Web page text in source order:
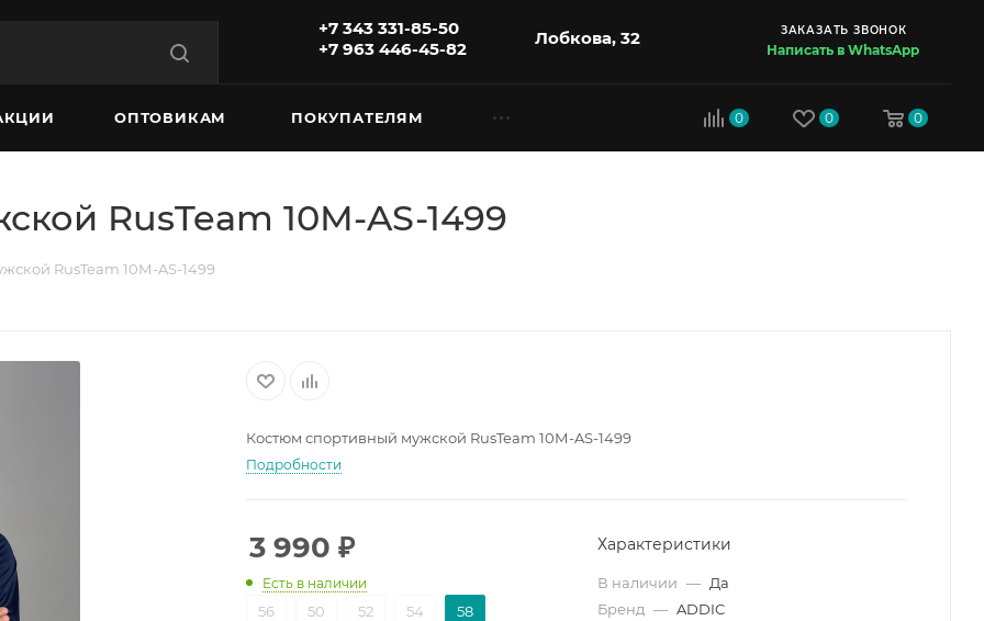
+7 343 331-85-50
+7 963 446-45-82
Лобкова, 32 ЗАКАЗАТЬ ЗВОНОК
Написать в WhatsApp
0 0 0
ОПТОВИКАМ ПОКУПАТЕЛЯМ
RusTeam 10М-AS-1499
RusTeam 10М-AS-1499
Костюм спортивный мужской RusTeam 10М-AS-1499
Подробности
3 990 ₽
Есть в наличии
56 50 52 54 58
Характеристики
В наличии — Да
Бренд — ADDIC